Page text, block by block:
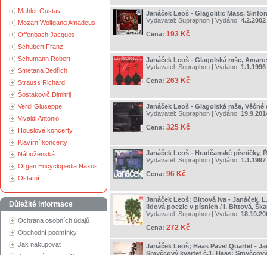
Mahler Gustav
Mozart Wolfgang Amadeus
Offenbach Jacques
Schubert Franz
Schumann Robert
Smetana Bedřich
Strauss Richard
Šostakovič Dimitrij
Verdi Giuseppe
Vivaldi Antonio
Houslové koncerty
Klavírní koncerty
Náboženská
Organ Encyclopedia Naxos
Ostatní
Důležité informace
Ochrana osobních údajů
Obchodní podmínky
Jak nakupovat
Janáček Leoš - Glagolitic Mass,
Vydavatel: Supraphon | Vydáno: 4.2.2002
Cena: 193 Kč
Janáček Leoš - Glagolská mše,
Vydavatel: Supraphon | Vydáno: 1.1.1996
Cena: 263 Kč
Janáček Leoš - Glagolská mše, Věčné
Vydavatel: Supraphon | Vydáno:
Cena: 325 Kč
Janáček Leoš - Hradčanské písničky,
Vydavatel: Supraphon | Vydáno: 1.1.1997
Cena: 96 Kč
Janáček Leoš; Bittová Iva - Janáček,
lidová poezie v písních / I. Bittová,
Vydavatel: Supraphon | Vydáno:
Cena: 272 Kč
Janáček Leoš; Haas Pavel Quartet -
Smyčcový kvartet č.1, Haas: